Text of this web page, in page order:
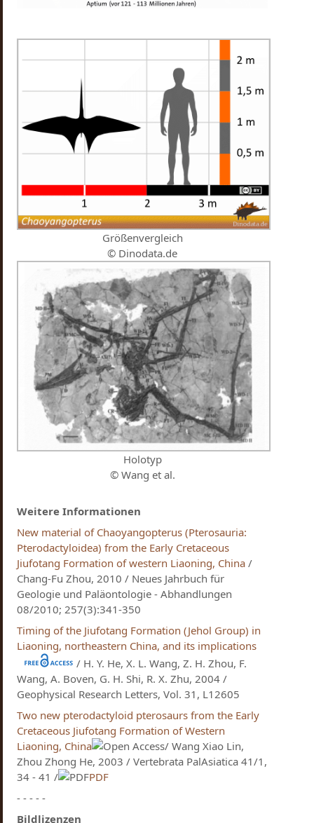
Größenvergleich
© Dinodata.de
Holotyp
© Wang et al.
Weitere Informationen
New material of Chaoyangopterus (Pterosauria:
Pterodactyloidea) from the Early Cretaceous
Jiufotang Formation of western Liaoning, China /
Chang-Fu Zhou, 2010 / Neues Jahrbuch für
Geologie und Paläontologie - Abhandlungen
08/2010; 257(3):341-350
Timing of the Jiufotang Formation (Jehol Group) in
Liaoning, northeastern China, and its implications
/ H. Y. He, X. L. Wang, Z. H. Zhou, F.
Wang, A. Boven, G. H. Shi, R. X. Zhu, 2004 /
Geophysical Research Letters, Vol. 31, L12605
Two new pterodactyloid pterosaurs from the Early
Cretaceous Jiufotang Formation of Western
Liaoning, China
/ Wang Xiao Lin,
Zhou Zhong He, 2003 / Vertebrata PalAsiatica 41/1,
34 - 41 /
PDF
- - - - -
Bildlizenzen